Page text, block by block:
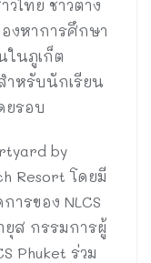
ไทย ชาวต่าง
งหาการศึกษา
ในภูเก็ต
ำหรับนักเรียน
ยรอบ
by
Resort โดยมี
ารของ NLCS
ส กรรมการผู้
Phuket ร่วม